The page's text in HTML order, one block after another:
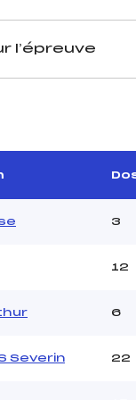
l’épreuve
3
12
6
Severin 22